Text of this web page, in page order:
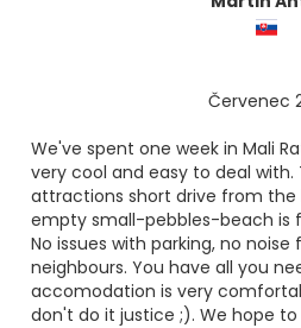
Červenec
We've spent one week in Mali
very cool and easy to deal
attractions short drive from
empty small-pebbles-beach is
No issues with parking, no
neighbours. You have all you
accomodation is very
don't do it justice ;). We hope